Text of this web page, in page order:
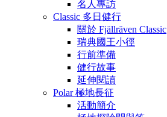
名人專訪
Classic 多日健行
關於 Fjällräven Classic
瑞典國王小徑
行前準備
健行故事
延伸閱讀
Polar 極地長征
活動簡介